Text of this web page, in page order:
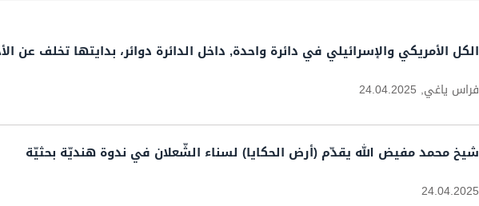
الكل الأمريكي والإسرائيلي في دائرة واحدة, داخل الدائرة دوائر، بدايتها تخلف عن
فراس ياغي, 24.04.2025
شيخ محمد مفيض الله يقدّم (أرض الحكايا) لسناء الشّعلان في ندوة هنديّة بحثيّة
24.04.2025